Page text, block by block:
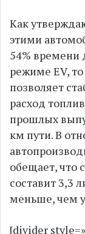
Как
этими
54% времени
режиме EV,
позволяет
расход
прошлых
км пути. В
обещает, что
составит 3,3
меньше, чем
[divider